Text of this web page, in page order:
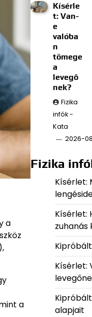
a
a
Kísérle
t: Van-
e
valóba
n
tömege
a
levegő
nek?
Fizika
infók -
Kata
2026-
Fizika
Kísérlet:
Kísérlet:
zuhanás
Kísérlet:
alapjait